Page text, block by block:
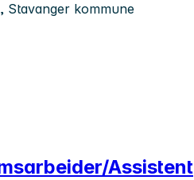
Stavanger kommune
Assistent